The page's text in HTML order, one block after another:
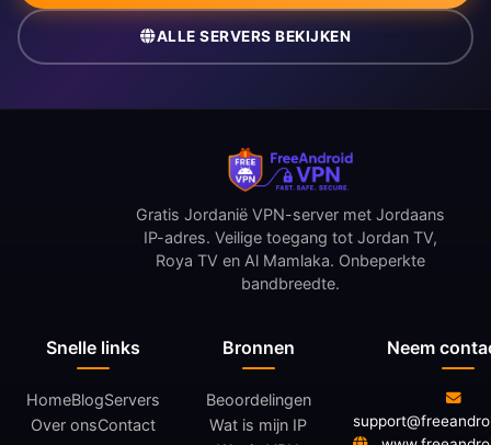
ALLE SERVERS BEKIJKEN
Snelle links
HomeBlogServers
Over onsContact
Bronnen
Beoordelingen
Wat is mijn IP
Gratis Jordanië VPN-server met Jordaans
IP-adres. Veilige toegang tot Jordan TV,
Roya TV en Al Mamlaka. Onbeperkte
bandbreedte.
Neem